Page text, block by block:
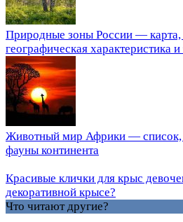
Природные зоны России — карта,
географическая характеристика и
Животный мир Африки — список,
фауны континента
Красивые клички для крыс
декоративной крысе?
Что читают другие?